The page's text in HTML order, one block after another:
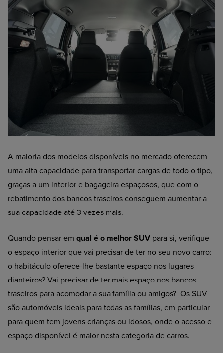
A maioria dos modelos disponíveis no mercado oferecem
uma alta capacidade para transportar cargas de todo o tipo,
graças a um interior e bagageira espaçosos, que com o
rebatimento dos bancos traseiros conseguem aumentar a
sua capacidade até 3 vezes mais.
Quando pensar em qual é o melhor SUV para si, verifique
o espaço interior que vai precisar de ter no seu novo carro:
o habitáculo oferece-lhe bastante espaço nos lugares
dianteiros? Vai precisar de ter mais espaço nos bancos
traseiros para acomodar a sua família ou amigos? Os SUV
são automóveis ideais para todas as famílias, em particular
para quem tem jovens crianças ou idosos, onde o acesso e
espaço disponível é maior nesta categoria de carros.